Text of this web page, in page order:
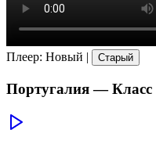
Плеер: Новый | Старый
Португалия— Класс